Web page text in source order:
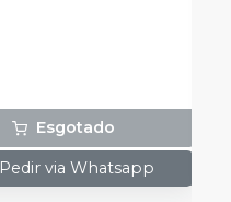
Esgotado
Pedir via Whatsapp